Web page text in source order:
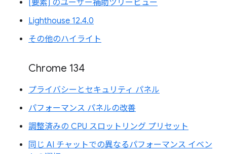
[要素] のユーザー補助ツリービュー
Lighthouse 12.4.0
その他のハイライト
Chrome 134
プライバシーとセキュリティ パネル
パフォーマンス パネルの改善
調整済みの CPU スロットリング プリセット
同じ AI チャットでの異なるパフォーマンス イベン